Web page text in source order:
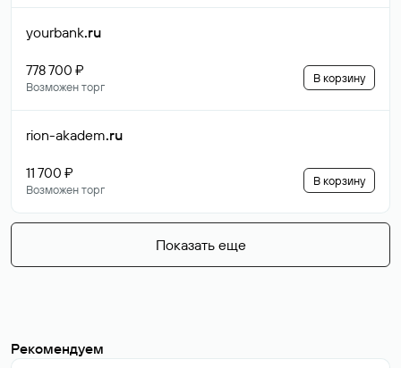
yourbank.ru
778 700 ₽
Возможен торг
В корзину
rion-akadem.ru
11 700 ₽
Возможен торг
В корзину
Показать еще
Рекомендуем